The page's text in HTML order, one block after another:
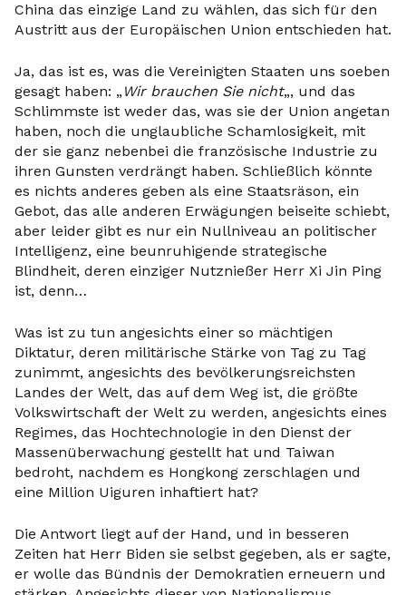
China das einzige Land zu wählen, das sich für den
Austritt aus der Europäischen Union entschieden hat.
Ja, das ist es, was die Vereinigten Staaten uns soeben
gesagt haben: „Wir brauchen Sie nicht„, und das
Schlimmste ist weder das, was sie der Union angetan
haben, noch die unglaubliche Schamlosigkeit, mit
der sie ganz nebenbei die französische Industrie zu
ihren Gunsten verdrängt haben. Schließlich könnte
es nichts anderes geben als eine Staatsräson, ein
Gebot, das alle anderen Erwägungen beiseite schiebt,
aber leider gibt es nur ein Nullniveau an politischer
Intelligenz, eine beunruhigende strategische
Blindheit, deren einziger Nutznießer Herr Xi Jin Ping
ist, denn…
Was ist zu tun angesichts einer so mächtigen
Diktatur, deren militärische Stärke von Tag zu Tag
zunimmt, angesichts des bevölkerungsreichsten
Landes der Welt, das auf dem Weg ist, die größte
Volkswirtschaft der Welt zu werden, angesichts eines
Regimes, das Hochtechnologie in den Dienst der
Massenüberwachung gestellt hat und Taiwan
bedroht, nachdem es Hongkong zerschlagen und
eine Million Uiguren inhaftiert hat?
Die Antwort liegt auf der Hand, und in besseren
Zeiten hat Herr Biden sie selbst gegeben, als er sagte,
er wolle das Bündnis der Demokratien erneuern und